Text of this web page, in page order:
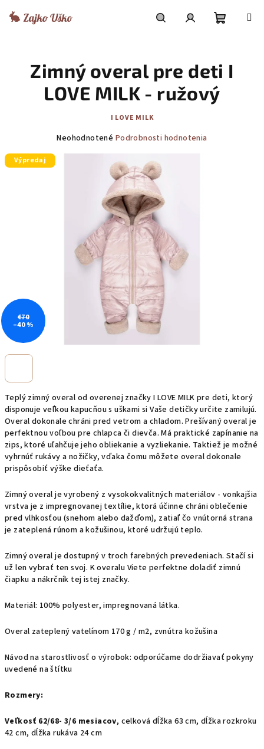
košík
Teplý zimný overal od overenej značky I LOVE MILK pre deti, ktorý
disponuje veľkou kapucňou s uškami si Vaše detičky určite zamilujú.
Overal dokonale chráni pred vetrom a chladom. Prešívaný overal je
perfektnou voľbou pre chlapca či dievča. Má praktické zapínanie na
zips, ktoré uľahčuje jeho obliekanie a vyzliekanie. Taktiež je možné
vyhrnúť rukávy a nožičky, vďaka čomu môžete overal dokonale
prispôsobiť výške dieťaťa.
Zimný overal je vyrobený z vysokokvalitných materiálov - vonkajšia
vrstva je z impregnovanej textílie, ktorá účinne chráni oblečenie
pred vlhkosťou (snehom alebo dažďom), zatiaľ čo vnútorná strana
je zateplená rúnom a kožušinou, ktoré udržujú teplo.
Zimný overal je dostupný v troch farebných prevedeniach. Stačí si
už len vybrať ten svoj. K overalu Viete perfektne doladiť zimnú
čiapku a nákrčník tej istej značky.
Materiál: 100% polyester, impregnovaná látka.
Overal zateplený vatelínom 170 g / m2, zvnútra kožušina
Návod na starostlivosť o výrobok: odporúčame dodržiavať pokyny
uvedené na štítku
Rozmery:
Veľkosť 62/68- 3/6 mesiacov, celková dĺžka 63 cm, dĺžka rozkroku
42 cm, dĺžka rukáva 24 cm
Zimný overal pre deti I
LOVE MILK - ružový
I LOVE MILK
Priemerné
hviezdičiek.
Neohodnotené Podrobnosti hodnotenia
Výpredaj
€70
–40 %